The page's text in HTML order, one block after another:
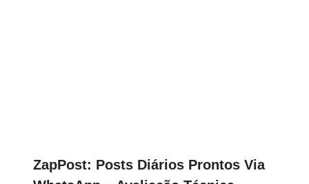
ZapPost: Posts Diários Prontos Via